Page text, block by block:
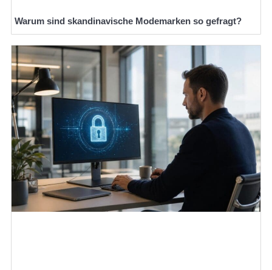
Warum sind skandinavische Modemarken so gefragt?